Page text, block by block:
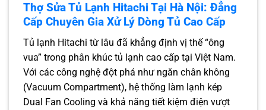
Thợ Sửa Tủ Lạnh Hitachi Tại Hà Nội: Đẳng
Cấp Chuyên Gia Xử Lý Dòng Tủ Cao Cấp
Tủ lạnh Hitachi từ lâu đã khẳng định vị thế “ông
vua” trong phân khúc tủ lạnh cao cấp tại Việt Nam.
Với các công nghệ đột phá như ngăn chân không
(Vacuum Compartment), hệ thống làm lạnh kép
Dual Fan Cooling và khả năng tiết kiệm điện vượt